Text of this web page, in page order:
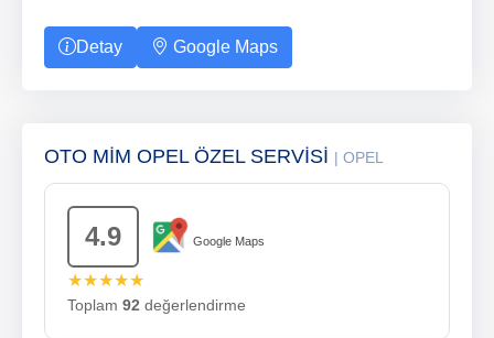
Detay Google Maps
OTO MİM OPEL ÖZEL SERVİSİ | OPEL
4.9 Google Maps
★★★★★
Toplam 92 değerlendirme